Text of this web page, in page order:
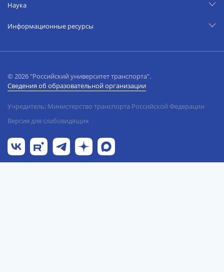
Наука
Информационные ресурсы
© 2026 "Российский университет транспорта".
Сведения об образовательной организации
Учредитель: Министерство транспорта Российской Федерации
Версия для слабовидящих